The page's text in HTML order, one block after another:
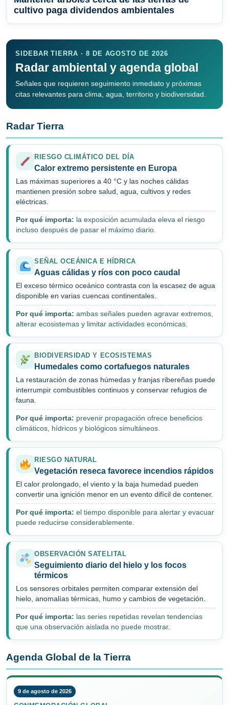
cultivo paga dividendos ambientales
SIDEBAR TIERRA · 8 DE AGOSTO DE 2026
Radar ambiental y agenda global
Señales que requieren seguimiento inmediato y próximas
citas relevantes para clima, agua, territorio y biodiversidad.
Radar Tierra
RIESGO CLIMÁTICO DEL DÍA
Calor extremo persistente en Europa
Las máximas superiores a 40 °C y las noches cálidas
mantienen presión sobre salud, agua, cultivos y redes
eléctricas.
Por qué importa: la exposición acumulada eleva el riesgo
incluso después de pasar el máximo diario.
SEÑAL OCEÁNICA E HÍDRICA
Aguas cálidas y ríos con poco caudal
El exceso térmico oceánico contrasta con la escasez de agua
disponible en varias cuencas continentales.
Por qué importa: ambas señales pueden agravar extremos,
alterar ecosistemas y limitar actividades económicas.
BIODIVERSIDAD Y ECOSISTEMAS
Humedales como cortafuegos naturales
La restauración de zonas húmedas y franjas ribereñas puede
interrumpir combustibles continuos y conservar refugios de
fauna.
Por qué importa: prevenir propagación ofrece beneficios
climáticos, hídricos y biológicos simultáneos.
RIESGO NATURAL
Vegetación reseca favorece incendios rápidos
El calor prolongado, el viento y la baja humedad pueden
convertir una ignición menor en un evento difícil de contener.
Por qué importa: el tiempo disponible para alertar y evacuar
puede reducirse considerablemente.
OBSERVACIÓN SATELITAL
Seguimiento diario del hielo y los focos
térmicos
Los sensores orbitales permiten comparar extensión del
hielo, anomalías térmicas, humo y cambios de vegetación.
Por qué importa: las series repetidas revelan tendencias
que una observación aislada no puede mostrar.
Agenda Global de la Tierra
9 de agosto de 2026